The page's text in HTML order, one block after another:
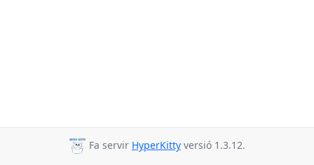
Fa servir HyperKitty versió 1.3.12.